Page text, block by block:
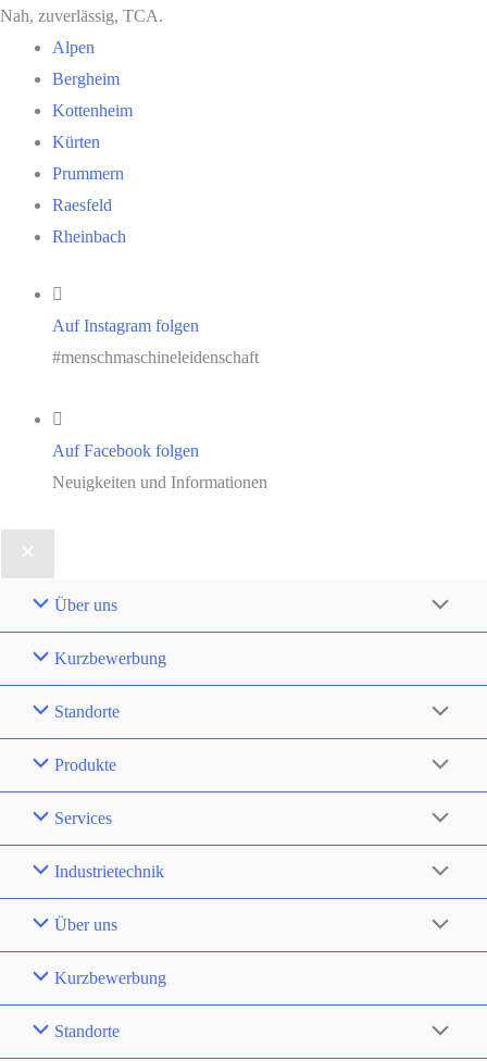
Nah, zuverlässig, TCA.
Alpen
Bergheim
Kottenheim
Kürten
Prummern
Raesfeld
Rheinbach
Auf Instagram folgen
#menschmaschineleidenschaft
Auf Facebook folgen
Neuigkeiten und Informationen
Über uns
Kurzbewerbung
Standorte
Produkte
Services
Industrietechnik
Über uns
Kurzbewerbung
Standorte